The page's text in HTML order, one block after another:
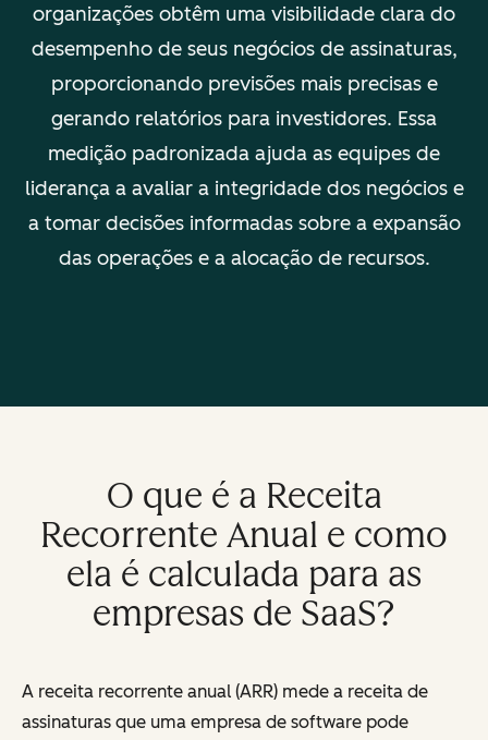
organizações obtêm uma visibilidade clara do
desempenho de seus negócios de assinaturas,
proporcionando previsões mais precisas e
gerando relatórios para investidores. Essa
medição padronizada ajuda as equipes de
liderança a avaliar a integridade dos negócios e
a tomar decisões informadas sobre a expansão
das operações e a alocação de recursos.
O que é a Receita
Recorrente Anual e como
ela é calculada para as
empresas de SaaS?
A receita recorrente anual (ARR) mede a receita de
assinaturas que uma empresa de software pode